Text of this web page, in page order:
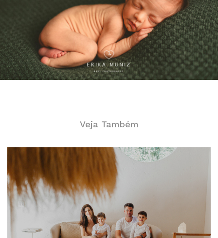
Veja Também